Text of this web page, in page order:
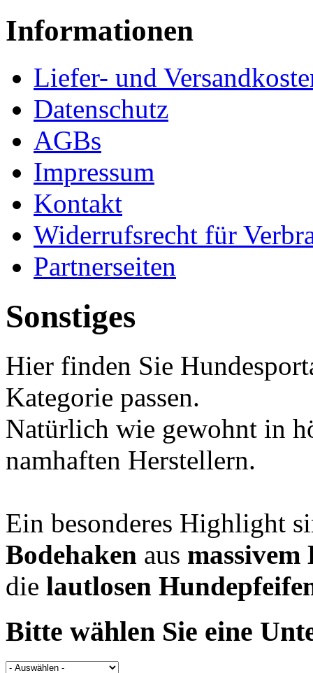
Informationen
Liefer- und
Datenschutz
AGBs
Impressum
Kontakt
Widerrufsrecht für
Partnerseiten
Sonstiges
Hier finden Sie
Kategorie passen.
Natürlich wie gewohnt in
namhaften Herstellern.
Ein besonderes Highlight
Bodehaken aus
die lautlosen
Bitte wählen Sie eine